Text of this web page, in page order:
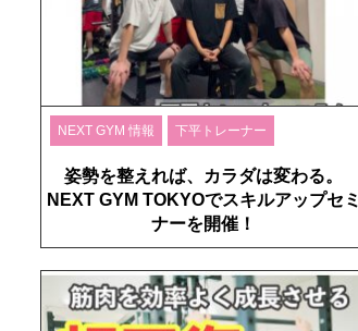
NEXT GYM 情報 下平トレーナー
姿勢を整えれば、カラダは変わる。
NEXT GYM TOKYOでスキルアップセミ
ナーを開催！